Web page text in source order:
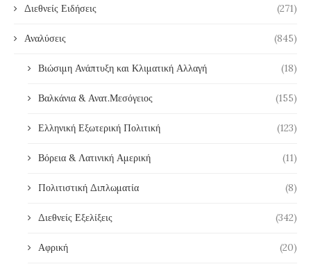
Διεθνείς Ειδήσεις (271)
Αναλύσεις (845)
Βιώσιμη Ανάπτυξη και Κλιματική Αλλαγή (18)
Βαλκάνια & Ανατ.Μεσόγειος (155)
Ελληνική Εξωτερική Πολιτική (123)
Βόρεια & Λατινική Αμερική (11)
Πολιτιστική Διπλωματία (8)
Διεθνείς Εξελίξεις (342)
Αφρική (20)